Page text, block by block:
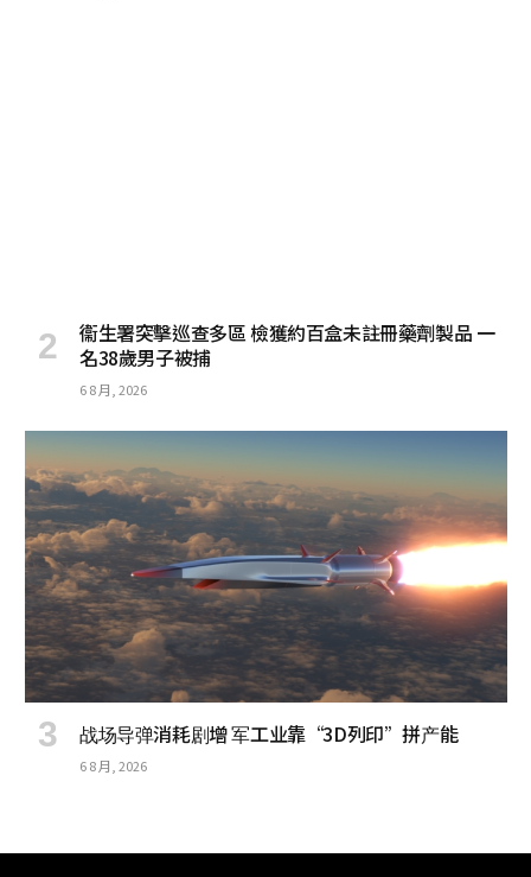
衞生署突擊巡查多區 檢獲約百盒未註冊藥劑製品 一
名38歲男子被捕
6 8 月, 2026
战场导弹消耗剧增 军工业靠“3D列印”拼产能
6 8 月, 2026